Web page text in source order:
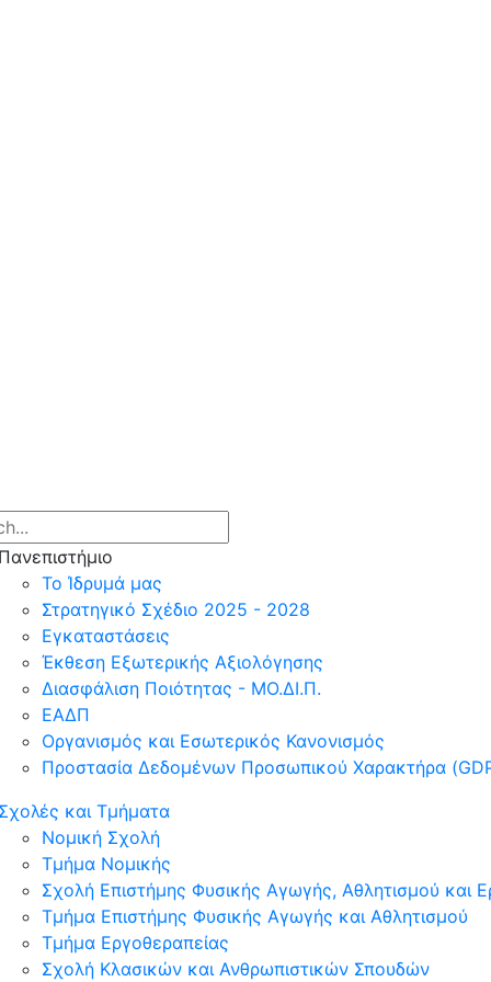
Το Ίδρυμά μας
Στρατηγικό Σχέδιο 2025 - 2028
Εγκαταστάσεις
Έκθεση Εξωτερικής Αξιολόγησης
Διασφάλιση Ποιότητας - ΜΟ.ΔΙ.Π.
ΕΑΔΠ
Οργανισμός και Εσωτερικός Κανονισμός
Προστασία Δεδομένων Προσωπικού Χαρακτήρα
και Τμήματα
Νομική Σχολή
Τμήμα Νομικής
Σχολή Επιστήμης Φυσικής Αγωγής, Αθλητισμού και
Τμήμα Επιστήμης Φυσικής Αγωγής και Αθλητισμού
Τμήμα Εργοθεραπείας
Σχολή Κλασικών και Ανθρωπιστικών Σπουδών